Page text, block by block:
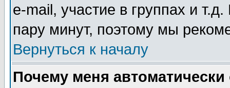
e-mail, участие в группах и
пару минут, поэтому мы
Вернуться к началу
Почему меня автоматически